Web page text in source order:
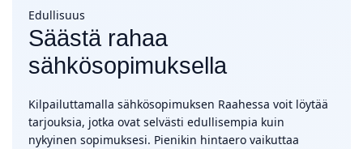
Edullisuus
Säästä rahaa
sähkösopimuksella
Kilpailuttamalla sähkösopimuksen Raahessa voit löytää
tarjouksia, jotka ovat selvästi edullisempia kuin
nykyinen sopimuksesi. Pienikin hintaero vaikuttaa